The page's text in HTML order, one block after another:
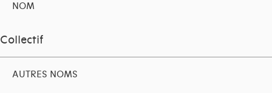
NOM
Collectif
AUTRES NOMS